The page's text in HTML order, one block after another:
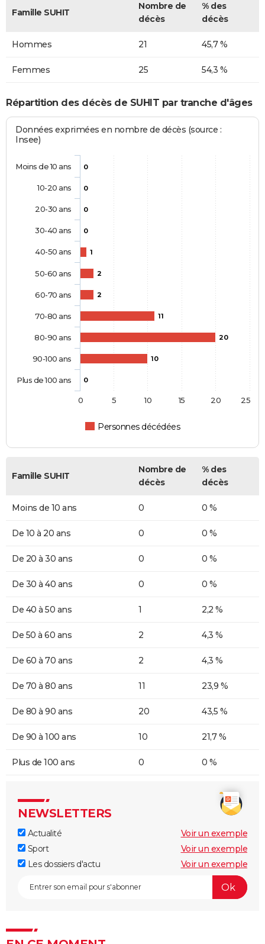
Famille SUHIT
Nombre de
décès
% des
décès
Hommes 21 45,7 %
Femmes 25 54,3 %
Répartition des décès de SUHIT par tranche d'âges
Données exprimées en nombre de décès (source :
Insee)
0
0
0
0
1
2
2
11
20
10
0
Personnes décédées
Moins de 10 ans
10-20 ans
20-30 ans
30-40 ans
40-50 ans
50-60 ans
60-70 ans
70-80 ans
80-90 ans
90-100 ans
Plus de 100 ans
0 5 10 15 20 25
Famille SUHIT
Nombre de
décès
% des
décès
Moins de 10 ans 0 0 %
De 10 à 20 ans 0 0 %
De 20 à 30 ans 0 0 %
De 30 à 40 ans 0 0 %
De 40 à 50 ans 1 2,2 %
De 50 à 60 ans 2 4,3 %
De 60 à 70 ans 2 4,3 %
De 70 à 80 ans 11 23,9 %
De 80 à 90 ans 20 43,5 %
De 90 à 100 ans 10 21,7 %
Plus de 100 ans 0 0 %
NEWSLETTERS
Actualité
Voir un exemple
Sport
Voir un exemple
Les dossiers d'actu
Voir un exemple